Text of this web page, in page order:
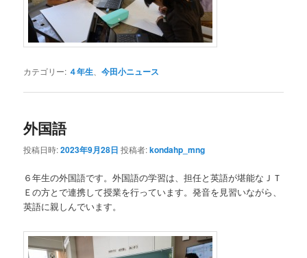
カテゴリー: ４年生 、今田小ニュース
外国語
投稿日時:2023年9月28日 投稿者:kondahp_mng
６年生の外国語です。外国語の学習は、担任と英語が堪能なＪＴ
Ｅの方とで連携して授業を行っています。発音を見習いながら、
英語に親しんでいます。